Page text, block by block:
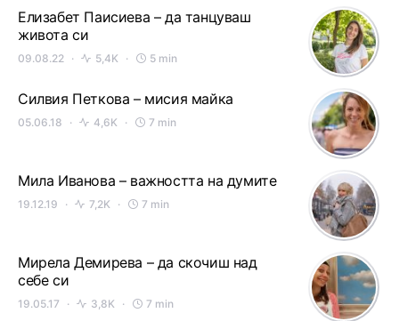
Елизабет Паисиева – да танцуваш
живота си
09.08.22 5,4K 5 min
Силвия Петкова – мисия майка
05.06.18 4,6K 7 min
Мила Иванова – важността на думите
19.12.19 7,2K 7 min
Мирела Демирева – да скочиш над
себе си
19.05.17 3,8K 7 min